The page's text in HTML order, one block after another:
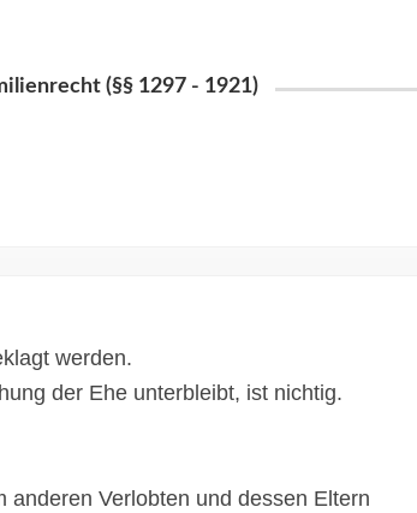
(§§ 1297 - 1921)
werden.
der Ehe unterbleibt, ist nichtig.
anderen Verlobten und dessen Eltern